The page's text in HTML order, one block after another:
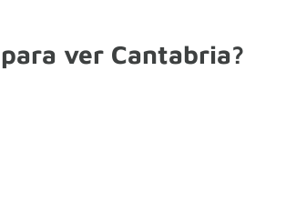
ver Cantabria?